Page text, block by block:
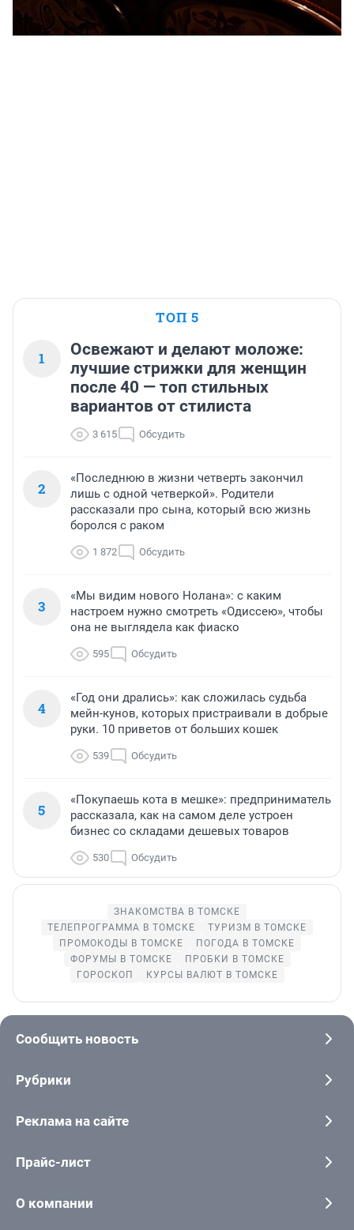
ТОП 5
1
Освежают и делают моложе:
лучшие стрижки для женщин
после 40 — топ стильных
вариантов от стилиста
3 615 Обсудить
2
«Последнюю в жизни четверть закончил
лишь с одной четверкой». Родители
рассказали про сына, который всю жизнь
боролся с раком
1 872 Обсудить
3
«Мы видим нового Нолана»: с каким
настроем нужно смотреть «Одиссею», чтобы
она не выглядела как фиаско
595 Обсудить
4
«Год они дрались»: как сложилась судьба
мейн-кунов, которых пристраивали в добрые
руки. 10 приветов от больших кошек
539 Обсудить
5
«Покупаешь кота в мешке»: предприниматель
рассказала, как на самом деле устроен
бизнес со складами дешевых товаров
530 Обсудить
ЗНАКОМСТВА В ТОМСКЕ
ТЕЛЕПРОГРАММА В ТОМСКЕ
ТУРИЗМ В ТОМСКЕ
ПРОМОКОДЫ В ТОМСКЕ
ПОГОДА В ТОМСКЕ
ФОРУМЫ В ТОМСКЕ
ПРОБКИ В ТОМСКЕ
ГОРОСКОП
КУРСЫ ВАЛЮТ В ТОМСКЕ
Сообщить новость
Рубрики
Реклама на сайте
Прайс-лист
О компании